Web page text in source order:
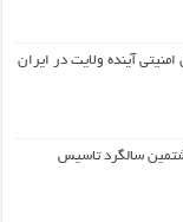
آینده ولایت در ایران
سالگرد تاسیس